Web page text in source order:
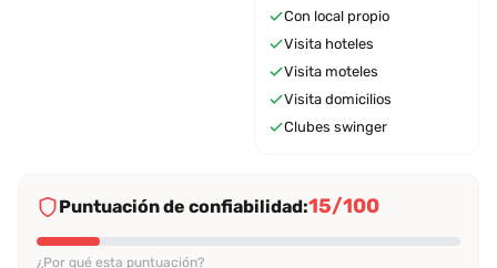
Con local propio
Visita hoteles
Visita moteles
Visita domicilios
Clubes swinger
Puntuación de confiabilidad:15/100
¿Por qué esta puntuación?